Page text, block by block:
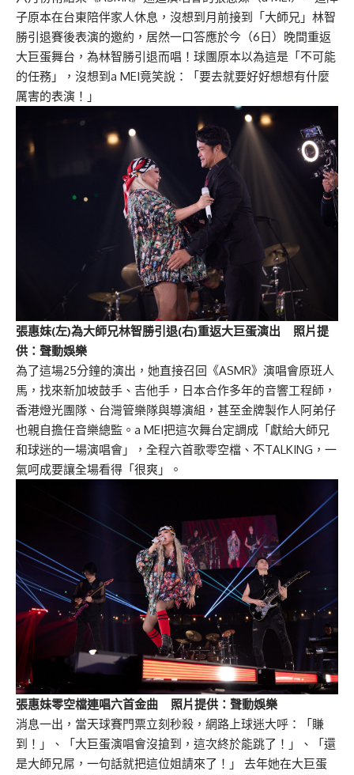
子原本在台東陪伴家人休息，沒想到月前接到「大師兄」林智
勝引退賽後表演的邀約，居然一口答應於今（6日）晚間重返
大巨蛋舞台，為林智勝引退而唱！球團原本以為這是「不可能
的任務」，沒想到a MEI竟笑說：「要去就要好好想想有什麼
厲害的表演！」
張惠妹(左)為大師兄林智勝引退(右)重返大巨蛋演出 照片提
供：聲動娛樂
為了這場25分鐘的演出，她直接召回《ASMR》演唱會原班人
馬，找來新加坡鼓手、吉他手，日本合作多年的音響工程師，
香港燈光團隊、台灣管樂隊與導演組，甚至金牌製作人阿弟仔
也親自擔任音樂總監。a MEI把這次舞台定調成「獻給大師兄
和球迷的一場演唱會」，全程六首歌零空檔、不TALKING，一
氣呵成要讓全場看得「很爽」。
張惠妹零空檔連唱六首金曲 照片提供：聲動娛樂
消息一出，當天球賽門票立刻秒殺，網路上球迷大呼：「賺
到！」、「大巨蛋演唱會沒搶到，這次終於能跳了！」、「還
是大師兄屌，一句話就把這位姐請來了！」 去年她在大巨蛋